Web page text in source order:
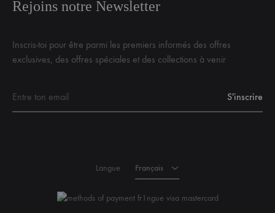
Rejoins notre Newsletter
Inscris-toi pour être parmi les premiers informés des offres
exclusives, des offres spéciales et des collections à venir
Langue Français